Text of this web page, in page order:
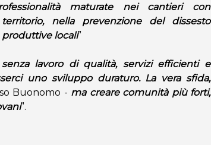
maturate nei cantieri con
nella prevenzione del dissesto
locali”
lavoro di qualità, servizi efficienti e
uno sviluppo duraturo. La vera sfida,
Buonomo - ma creare comunità più forti,
”.